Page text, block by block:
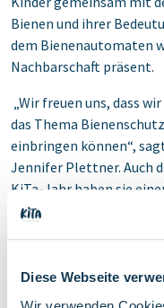
Diese Webseite
Bienen und ihrer
dem Bienenautomaten
Nachbarschaft präsent.
„Wir freuen uns, dass
das Thema
einbringen können“,
Jennifer Plettner. Auch
KiTa-Jahr haben sie
beobachtet, erfahren,
Mit der Welt umsichtig